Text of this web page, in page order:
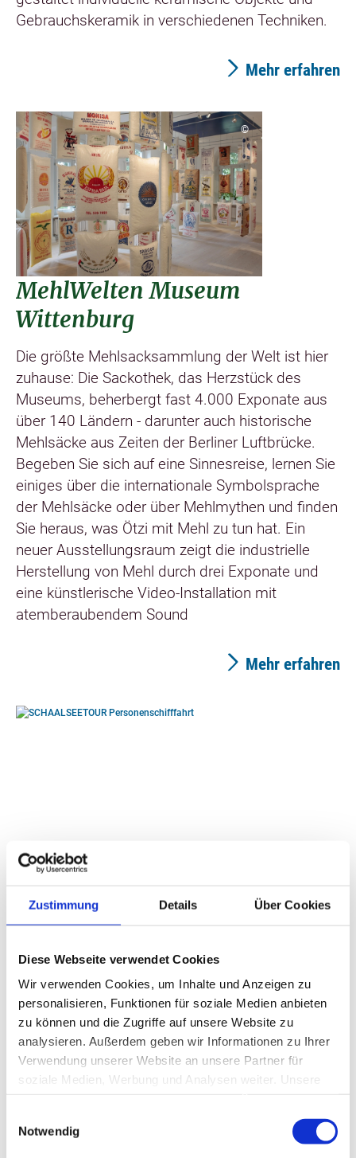
Zustimmung Details Über Cookies
Diese Webseite verwendet Cookies
Wir verwenden Cookies, um Inhalte und Anzeigen zu
personalisieren, Funktionen für soziale Medien anbieten
zu können und die Zugriffe auf unsere Website zu
analysieren. Außerdem geben wir Informationen zu Ihrer
Verwendung unserer Website an unsere Partner für
soziale Medien, Werbung und Analysen weiter. Unsere
Partner führen diese Informationen möglicherweise mit
weiteren Daten zusammen, die Sie ihnen bereitgestellt
haben oder die sie im Rahmen Ihrer Nutzung der Dienste
Notwendig
Gebrauchskeramik in verschiedenen Techniken.
Mehr erfahren
©
MehlWelten Museum
Wittenburg
Die größte Mehlsacksammlung der Welt ist hier
zuhause: Die Sackothek, das Herzstück des
Museums, beherbergt fast 4.000 Exponate aus
über 140 Ländern - darunter auch historische
Mehlsäcke aus Zeiten der Berliner Luftbrücke.
Begeben Sie sich auf eine Sinnesreise, lernen Sie
einiges über die internationale Symbolsprache
der Mehlsäcke oder über Mehlmythen und finden
Sie heraus, was Ötzi mit Mehl zu tun hat. Ein
neuer Ausstellungsraum zeigt die industrielle
Herstellung von Mehl durch drei Exponate und
eine künstlerische Video-Installation mit
atemberaubendem Sound
Mehr erfahren
SCHAALSEETOUR
Personenschifffahrt
Erleben Sie eine faszinierende Rundfahrt für auf
Halbinseln sowie der Promenade von Zarrentin
und der ehemaligen innerdeutschen Grenze.
Mehr erfahren
©